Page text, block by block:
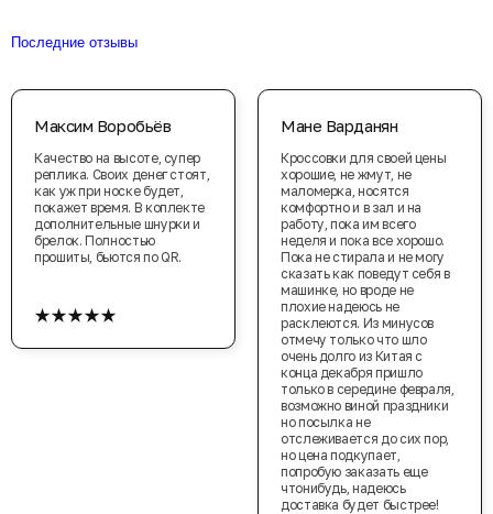
Последние отзывы
Максим Воробьёв
Качество на высоте, супер
реплика. Своих денег стоят,
как уж при носке будет,
покажет время. В коплекте
дополнительные шнурки и
брелок. Полностью
прошиты, бьются по QR.
★★★★★
Мане Варданян
Кроссовки для своей цены
хорошие, не жмут, не
маломерка, носятся
комфортно и в зал и на
работу, пока им всего
неделя и пока все хорошо.
Пока не стирала и не могу
сказать как поведут себя в
машинке, но вроде не
плохие надеюсь не
расклеются. Из минусов
отмечу только что шло
очень долго из Китая с
конца декабря пришло
только в середине февраля,
возможно виной праздники
но посылка не
отслеживается до сих пор,
но цена подкупает,
попробую заказать еще
чтонибудь, надеюсь
доставка будет быстрее!